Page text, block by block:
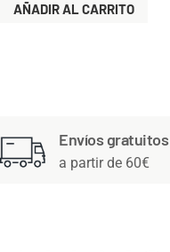
AÑADIR AL CARRITO
Envíos gratuitos
a partir de 60€